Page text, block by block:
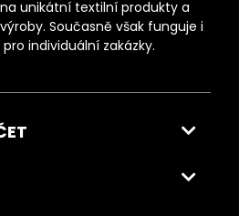
unikátní textilní produkty a
Současně však funguje i
individuální zakázky.